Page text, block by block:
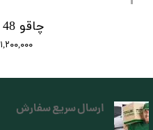
چاقو buck x 48
۱,۲۰۰,۰۰۰ تومان
ارسال سریع سفارش